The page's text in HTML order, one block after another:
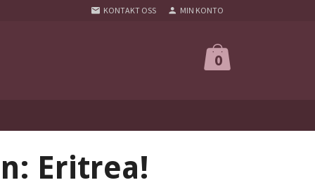
KONTAKT OSS MIN KONTO
0
Eritrea!